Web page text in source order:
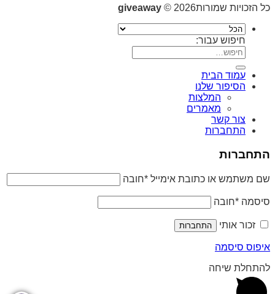
כל הזכויות שמורות2026 © giveaway
חיפוש עבור:
עמוד הבית
הסיפור שלנו
המלצות
מאמרים
צור קשר
התחברות
התחברות
שם משתמש או כתובת אימייל *חובה
סיסמה *חובה
זכור אותי התחברות
איפוס סיסמה
להתחלת שיחה